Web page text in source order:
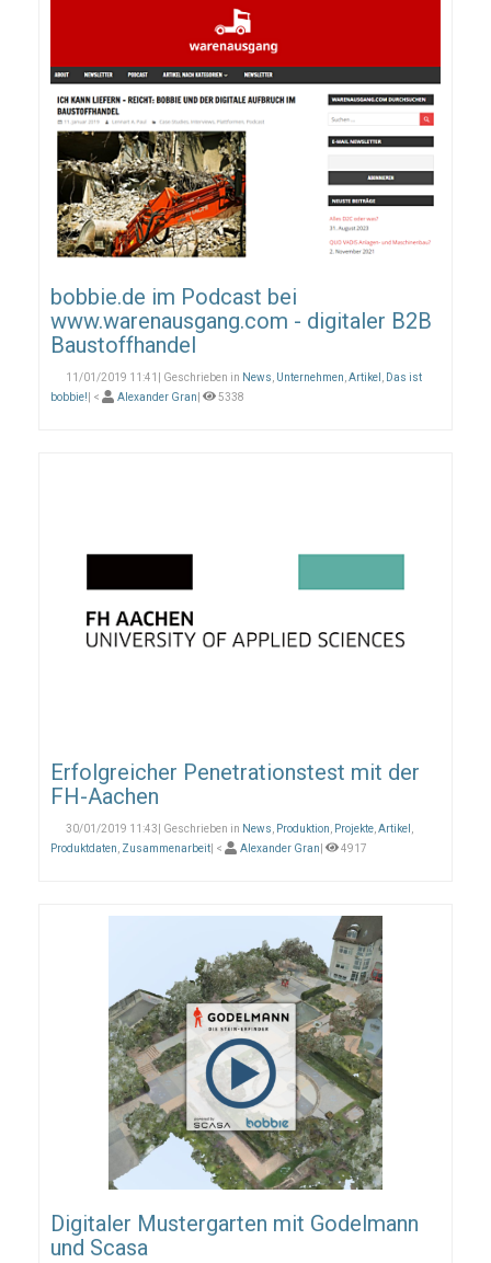
bobbie.de im Podcast bei
www.warenausgang.com - digitaler B2B
Baustoffhandel
11/01/2019 11:41| Geschrieben in News, Unternehmen,Artikel , Das ist
bobbie! | < Alexander Gran 5338
Erfolgreicher Penetrationstest mit der
FH-Aachen
30/01/2019 11:43| Geschrieben in News, Produktion, Projekte,Artikel ,
Produktdaten, Zusammenarbeit | < Alexander Gran 4917
Digitaler Mustergarten mit Godelmann
und Scasa